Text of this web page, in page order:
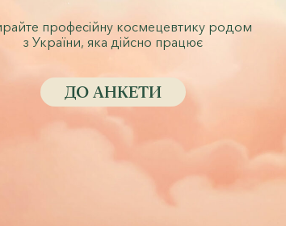
професійну космецевтику родом
з України, яка дійсно працює
ДО АНКЕТИ